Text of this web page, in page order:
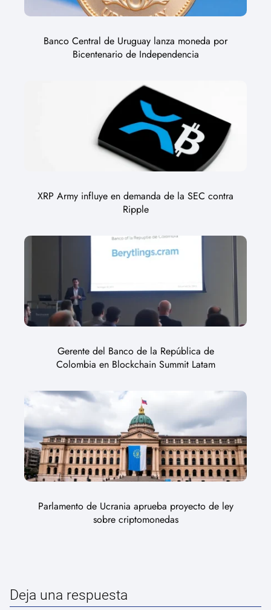
Banco Central de Uruguay lanza moneda por
Bicentenario de Independencia
XRP Army influye en demanda de la SEC contra
Ripple
Gerente del Banco de la República de
Colombia en Blockchain Summit Latam
Parlamento de Ucrania aprueba proyecto de ley
sobre criptomonedas
Deja una respuesta